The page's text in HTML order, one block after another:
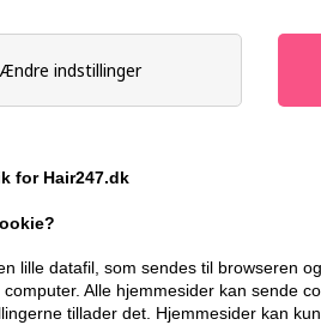
Ændre indstillinger
for Hair247.dk
lille datafil, som sendes til browseren
Alle hjemmesider kan sende
tillader det. Hjemmesider kan
3) 215ml
Tonic 4 (FVS 4)
85,00 DKK